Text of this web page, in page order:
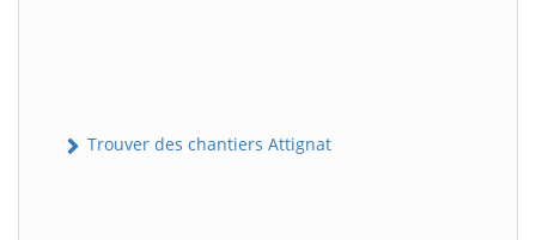
Trouver des chantiers Attignat